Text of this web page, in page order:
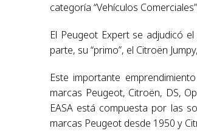
categoría “Vehículos
El Peugeot Expert se adjudicó
parte, su “primo”, el Citroën
Este importante
marcas Peugeot, Citroën, DS,
EASA está compuesta por las
marcas Peugeot desde 1950 y